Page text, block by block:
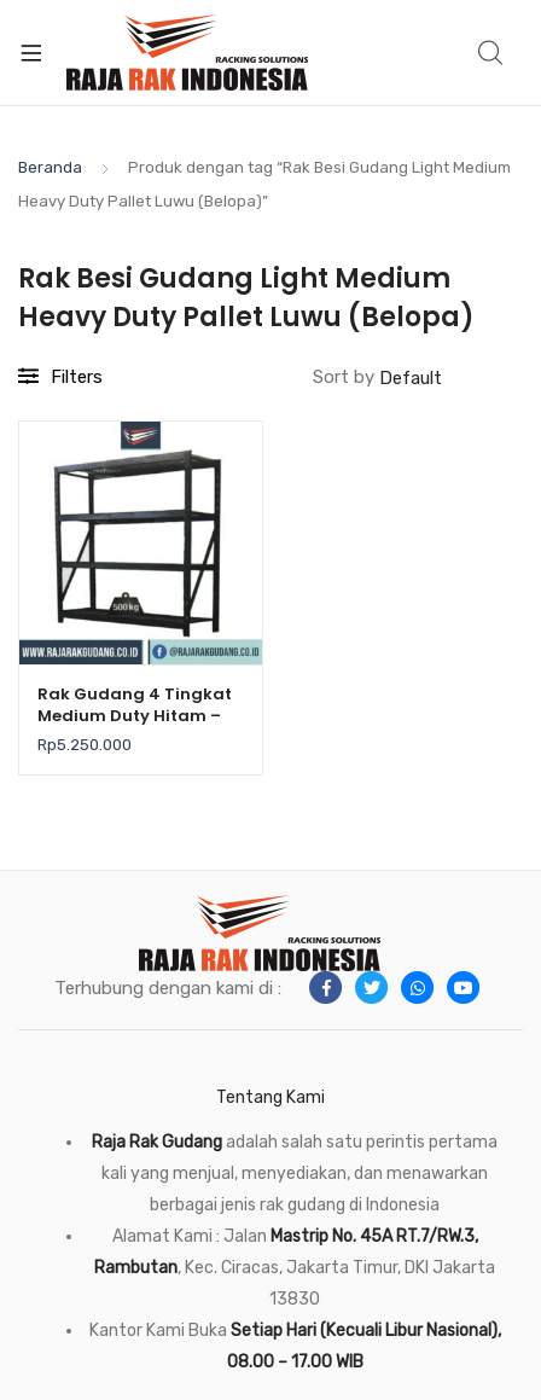
Beranda
Produk dengan tag “Rak Besi Gudang Light Medium
Heavy Duty Pallet Luwu (Belopa)”
Rak Besi Gudang Light Medium
Heavy Duty Pallet Luwu (Belopa)
Filters Sort by
Rak Gudang 4 Tingkat
Medium Duty Hitam –
Krisbow
Rp5.250.000
Terhubung dengan kami di :
Tentang Kami
Raja Rak Gudangadalah salah satu perintis pertama
kali yang menjual, menyediakan, dan menawarkan
berbagai jenis rak gudang di Indonesia
Alamat Kami : Jalan Mastrip No. 45A RT.7/RW.3,
Rambutan, Kec. Ciracas, Jakarta Timur, DKI Jakarta
13830
Kantor Kami Buka Setiap Hari (Kecuali Libur Nasional),
08.00 – 17.00 WIB